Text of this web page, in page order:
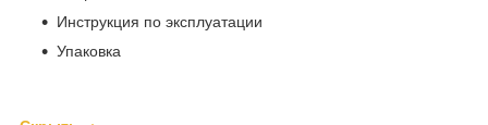
Инструкция по эксплуатации
Упаковка